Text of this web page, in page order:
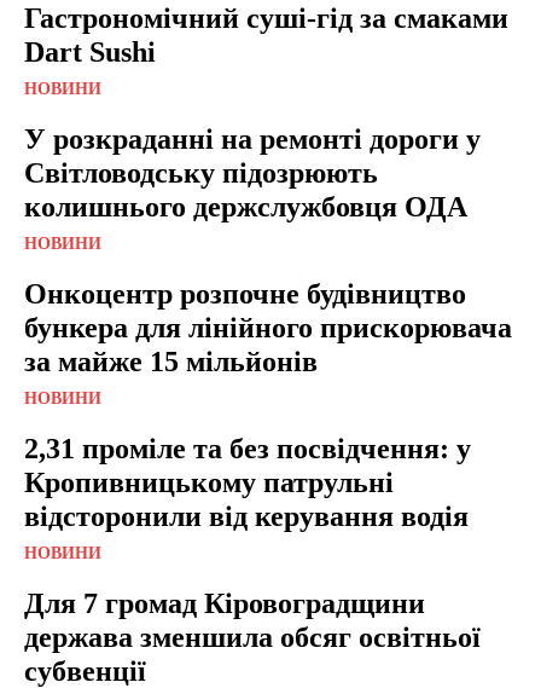
Гастрономічний суші-гід за смаками
Dart Sushi
НОВИНИ
У розкраданні на ремонті дороги у
Світловодську підозрюють
колишнього держслужбовця ОДА
НОВИНИ
Онкоцентр розпочне будівництво
бункера для лінійного прискорювача
за майже 15 мільйонів
НОВИНИ
2,31 проміле та без посвідчення: у
Кропивницькому патрульні
відсторонили від керування водія
НОВИНИ
Для 7 громад Кіровоградщини
держава зменшила обсяг освітньої
субвенції